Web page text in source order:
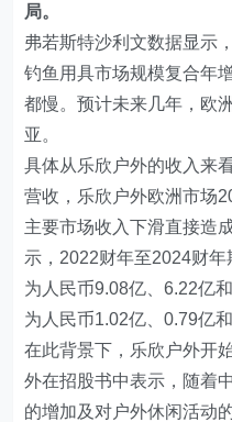
局。
弗若斯特沙利文数据显示
钓鱼用具市场规模复合年
都慢。预计未来几年，欧
亚。
具体从乐欣户外的收入来
营收，乐欣户外欧洲市场
主要市场收入下滑直接造
示，2022财年至2024财
为人民币9.08亿、6.22亿
为人民币1.02亿、0.79亿
在此背景下，乐欣户外开
外在招股书中表示，随着
的增加及对户外休闲活动